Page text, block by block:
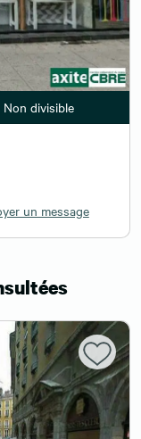
Non divisible
un message